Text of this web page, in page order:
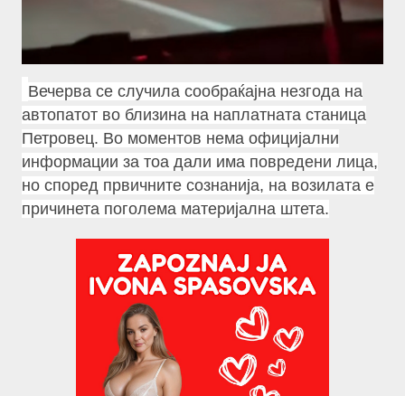
Вечерва се случила сообраќајна незгода на
автопатот во близина на наплатната станица
Петровец. Во моментов нема официјални
информации за тоа дали има повредени лица,
но според првичните сознанија, на возилата е
причинета поголема материјална штета.